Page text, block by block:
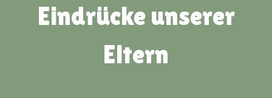
Eindrücke unserer
Eltern